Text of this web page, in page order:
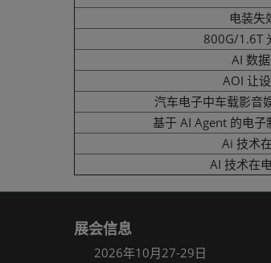
电装失
800G/1.6T
AI 数
AOI 让
汽车电子中车载影音
基于 AI Agent 的电
Ai 技术
AI 技术在
展会信息
2026年10月27-29日